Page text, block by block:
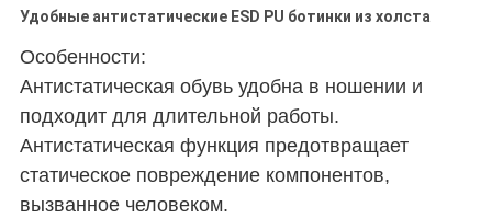
Удобные антистатические ESD PU ботинки из холста
Особенности:
Антистатическая обувь удобна в ношении и
подходит для длительной работы.
Антистатическая функция предотвращает
статическое повреждение компонентов,
вызванное человеком.